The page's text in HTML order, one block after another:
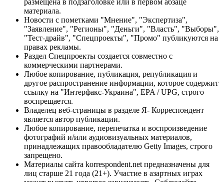
размещена в подзаголовке или в первом абзаце
материала.
Новости с пометками "Мнение", "Экспертиза",
"Заявление", "Регионы", "Деньги", "Власть", "Выборы",
"Тест-драйв", "Спецпроекты", "Промо" публикуются на
правах рекламы.
Раздел Спецпроекты создается совместно с
коммерческими партнерами.
Любое копирование, публикация, републикация и
другое распространение информации, которое содержит
ссылку на "Интерфакс-Украина", EPA / UPG, строго
воспрещается.
Владелец веб-страницы в разделе Я- Корреспондент
является автор публикации.
Любое копирование, перепечатка и воспроизведение
фотографий и/или аудиовизуальных материалов,
принадлежащих правообладателю Getty Images, строго
запрещено.
Материалы сайта korrespondent.net предназначены для
лиц старше 21 года (21+). Участие в азартных играх